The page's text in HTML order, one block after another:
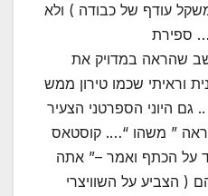
עודף של כבודה ) ולא
ספירת
שהראה במדויק את
וראיתי שכמו טירון ממש
היוני הספרטני הצעיר
” משהו “…. קוסטאס
על הכתף ואמר –” אתה
( הצביע על השוויצרי